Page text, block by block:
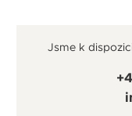
Jsme k